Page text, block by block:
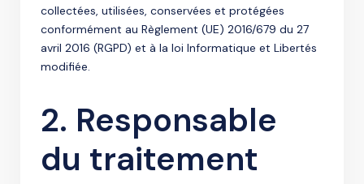
collectées, utilisées, conservées et protégées
conformément au Règlement (UE) 2016/679 du 27
avril 2016 (RGPD) et à la loi Informatique et Libertés
modifiée.
2. Responsable
du traitement